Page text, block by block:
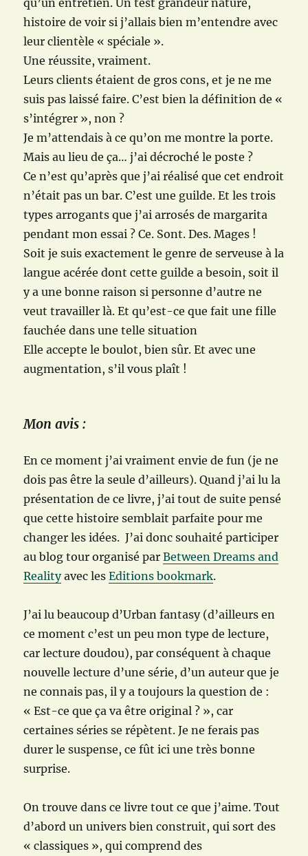
histoire de voir si j’allais bien m’entendre avec
leur clientèle « spéciale ».
Une réussite, vraiment.
Leurs clients étaient de gros cons, et je ne me
suis pas laissé faire. C’est bien la définition de «
s’intégrer », non ?
Je m’attendais à ce qu’on me montre la porte.
Mais au lieu de ça… j’ai décroché le poste ?
Ce n’est qu’après que j’ai réalisé que cet endroit
n’était pas un bar. C’est une guilde. Et les trois
types arrogants que j’ai arrosés de margarita
pendant mon essai ? Ce. Sont. Des. Mages !
Soit je suis exactement le genre de serveuse à la
langue acérée dont cette guilde a besoin, soit il
y a une bonne raison si personne d’autre ne
veut travailler là. Et qu’est-ce que fait une fille
fauchée dans une telle situation
Elle accepte le boulot, bien sûr. Et avec une
augmentation, s’il vous plaît !
Mon avis :
En ce moment j’ai vraiment envie de fun (je ne
dois pas être la seule d’ailleurs). Quand j’ai lu la
présentation de ce livre, j’ai tout de suite pensé
que cette histoire semblait parfaite pour me
changer les idées. J’ai donc souhaité participer
au blog tour organisé parBetween Dreams and
Realityavec lesEditions bookmark.
J’ai lu beaucoup d’Urban fantasy (d’ailleurs en
ce moment c’est un peu mon type de lecture,
car lecture doudou), par conséquent à chaque
nouvelle lecture d’une série, d’un auteur que je
ne connais pas, il y a toujours la question de :
« Est-ce que ça va être original ? », car
certaines séries se répètent. Je ne ferais pas
durer le suspense, ce fût ici une très bonne
surprise.
On trouve dans ce livre tout ce que j’aime. Tout
d’abord un univers bien construit, qui sort des
« classiques », qui comprend des